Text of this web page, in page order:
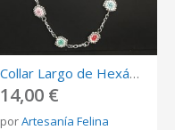
Collar Largo de Hexágonos de Rocalla de Colores
14,00 €
porArtesanía Felina